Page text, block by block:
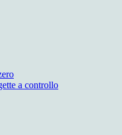
a controllo